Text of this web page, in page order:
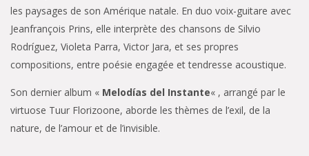
les paysages de son Amérique natale. En duo voix-guitare avec
Jeanfrançois Prins, elle interprète des chansons de Silvio
Rodríguez, Violeta Parra, Victor Jara, et ses propres
compositions, entre poésie engagée et tendresse acoustique.
Son dernier album « Melodías del Instante« , arrangé par le
virtuose Tuur Florizoone, aborde les thèmes de l’exil, de la
nature, de l’amour et de l’invisible.